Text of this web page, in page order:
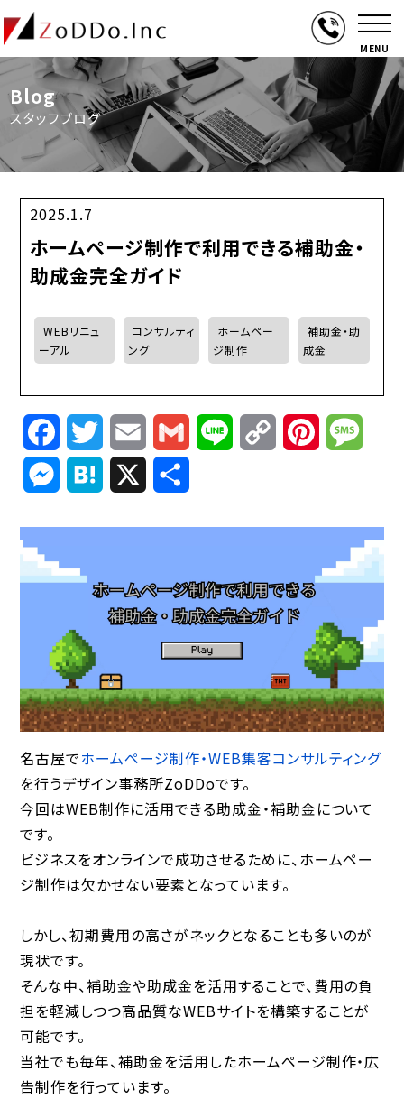
MENU
Blog
スタッフブログ
2025.1.7
ホームページ制作で利用できる補助金・
助成金完全ガイド
WEBリニュ
ーアル
コンサルティ
ング
ホームペー
ジ制作
補助金・助
成金
FacebookTwitterEmail Gmail Line
Copy
Link
Pinterest
Messenger
Hatena
名古屋でホームページ制作・WEB集客コンサルティング
を行うデザイン事務所ZoDDoです。
今回はWEB制作に活用できる助成金・補助金について
です。
ビジネスをオンラインで成功させるために、ホームペー
ジ制作は欠かせない要素となっています。
しかし、初期費用の高さがネックとなることも多いのが
現状です。
そんな中、補助金や助成金を活用することで、費用の負
担を軽減しつつ高品質なWEBサイトを構築することが
可能です。
当社でも毎年、補助金を活用したホームページ制作・広
告制作を行っています。